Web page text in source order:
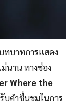
ทบาทการแสดง
นาน ทางช่อง
Where the
บคำชื่นชมในการ